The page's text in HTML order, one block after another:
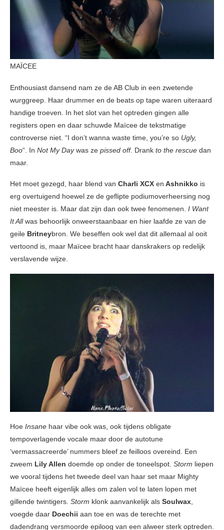
MAÏCEE
Enthousiast dansend nam ze de AB Club in een zwetende
wurggreep. Haar drummer en de beats op tape waren uiteraard
handige troeven. In het slot van het optreden gingen alle
registers open en daar schuwde Maïcee de tekstmatige
controverse niet. “I don’t wanna waste time, you’re so Ugly,
Boo“. In Not My Daywas ze pissed off. Drank to the rescue dan
maar.
Het moet gezegd, haar blend van Charli XCX en Ashnikko is
erg overtuigend hoewel ze de geflipte podiumoverheersing nog
niet meester is. Maar dat zijn dan ook twee fenomenen. I Want
It Allwas behoorlijk onweerstaanbaar en hier laafde ze van de
geile Britneybron. We beseffen ook wel dat dit allemaal al ooit
vertoond is, maar Maïcee bracht haar danskrakers op redelijk
verslavende wijze.
Hoe Insane haar vibe ook was, ook tijdens obligate
tempoverlagende vocale maar door de autotune
‘vermassacreerde’ nummers bleef ze feilloos overeind. Een
zweem Lily Allen doemde op onder de toneelspot. Storm liepen
we vooral tijdens het tweede deel van haar set maar Mighty
Maïcee heeft eigenlijk alles om zalen vol te laten lopen met
gillende twintigers. Storm klonk aanvankelijk als Soulwax
voegde daar Doechii aan toe en was de terechte met
dadendrang versmoorde epiloog van een alweer sterk optreden.